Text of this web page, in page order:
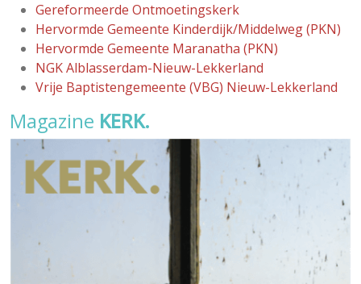
Gereformeerde Ontmoetingskerk
Hervormde Gemeente Kinderdijk/Middelweg (PKN)
Hervormde Gemeente Maranatha (PKN)
NGK Alblasserdam-Nieuw-Lekkerland
Vrije Baptistengemeente (VBG) Nieuw-Lekkerland
Magazine KERK.